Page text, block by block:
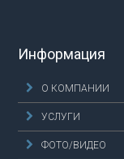
Информация
О КОМПАНИИ
УСЛУГИ
ФОТО/ВИДЕО